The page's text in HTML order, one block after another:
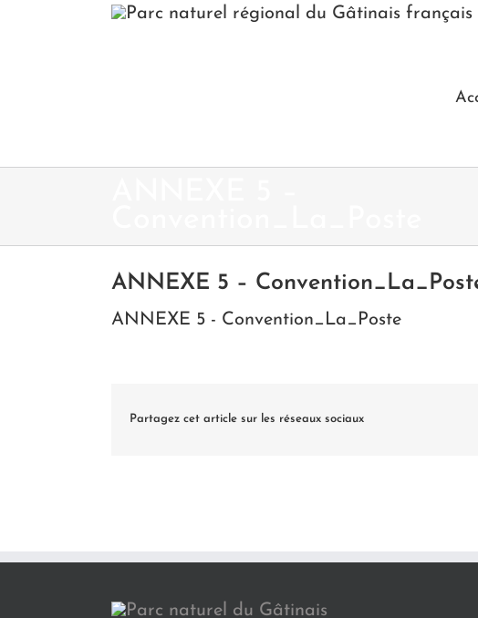
ANNEXE 5 –
ANNEXE 5 - Convention_La_Poste
Partagez cet article sur les réseaux sociaux